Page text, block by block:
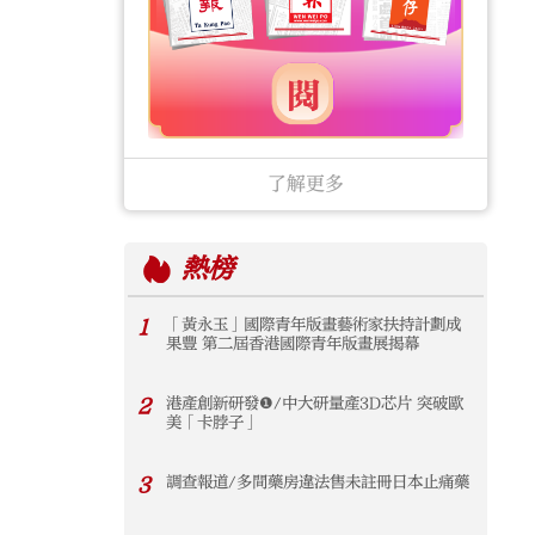
了解更多
熱榜
1
「黃永玉」國際青年版畫藝術家扶持計劃成
果豐 第二屆香港國際青年版畫展揭幕
2
港產創新研發❶/中大研量產3D芯片 突破歐
美「卡脖子」
3 調查報道/多間藥房違法售未註冊日本止痛藥